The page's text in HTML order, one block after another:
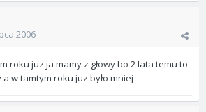
2006
roku juz ja mamy z głowy bo 2 lata temu to
a w tamtym roku juz było mniej